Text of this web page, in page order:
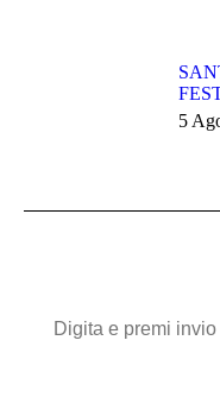
5
Cerca: